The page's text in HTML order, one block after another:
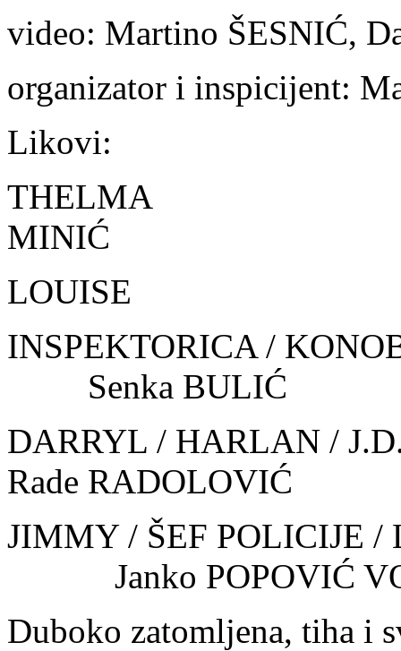
video: Martino ŠESNIĆ,
organizator i inspicijent:
Likovi:
MINIĆ
LOUISE
INSPEKTORICA /
Senka BULIĆ
DARRYL /
Rade RADOLOVIĆ
JIMMY / ŠEF
Janko POPOVIĆ
Duboko zatomljena, tiha i